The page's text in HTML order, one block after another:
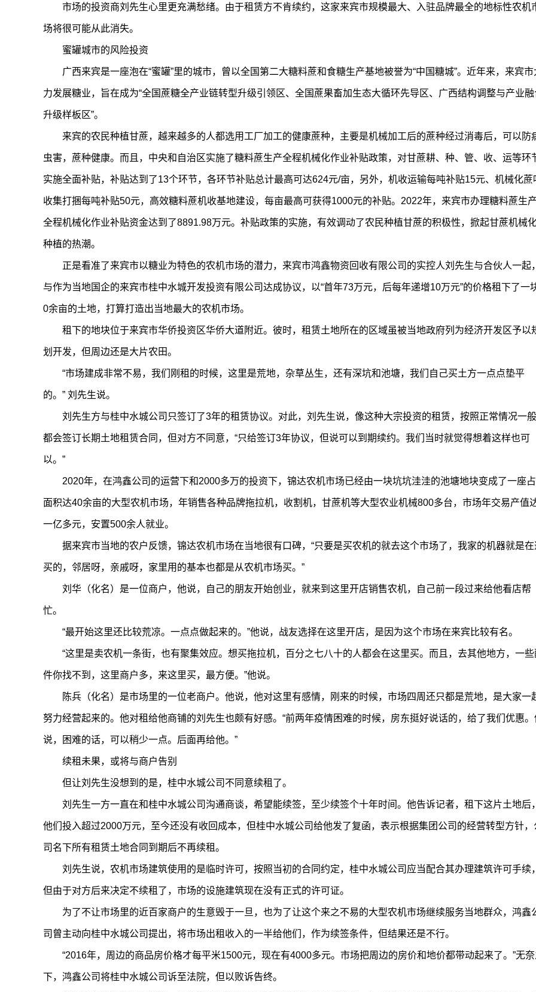
市场的投资商刘先生心里更充满愁绪。由于租赁方不肯续约，这家来宾市规模最大、入驻品牌最全的地标性农机
场将很可能从此消失。
蜜罐城市的风险投资
广西来宾是一座泡在“蜜罐”里的城市，曾以全国第二大糖料蔗和食糖生产基地被誉为“中国糖城”。近年来，来宾市
力发展糖业，旨在成为“全国蔗糖全产业链转型升级引领区、全国蔗果畜加生态大循环先导区、广西结构调整与产业融
升级样板区”。
来宾的农民种植甘蔗，越来越多的人都选用工厂加工的健康蔗种，主要是机械加工后的蔗种经过消毒后，可以防
虫害，蔗种健康。而且，中央和自治区实施了糖料蔗生产全程机械化作业补贴政策，对甘蔗耕、种、管、收、运等环
实施全面补贴，补贴达到了13个环节，各环节补贴总计最高可达624元/亩，另外，机收运输每吨补贴15元、机械化蔗
收集打捆每吨补贴50元，高效糖料蔗机收基地建设，每亩最高可获得1000元的补贴。2022年，来宾市办理糖料蔗生产
全程机械化作业补贴资金达到了8891.98万元。补贴政策的实施，有效调动了农民种植甘蔗的积极性，掀起甘蔗机械
种植的热潮。
正是看准了来宾市以糖业为特色的农机市场的潜力，来宾市鸿鑫物资回收有限公司的实控人刘先生与合伙人一起，
与作为当地国企的来宾市桂中水城开发投资有限公司达成协议，以“首年73万元，后每年递增10万元”的价格租下了一
0余亩的土地，打算打造出当地最大的农机市场。
租下的地块位于来宾市华侨投资区华侨大道附近。彼时，租赁土地所在的区域虽被当地政府列为经济开发区予以
划开发，但周边还是大片农田。
“市场建成非常不易，我们刚租的时候，这里是荒地，杂草丛生，还有深坑和池塘，我们自己买土方一点点垫平
的。” 刘先生说。
刘先生方与桂中水城公司只签订了3年的租赁协议。对此，刘先生说，像这种大宗投资的租赁，按照正常情况一般
都会签订长期土地租赁合同，但对方不同意，“只给签订3年协议，但说可以到期续约。我们当时就觉得想着这样也可
以。”
2020年，在鸿鑫公司的运营下和2000多万的投资下，锦达农机市场已经由一块坑坑洼洼的池塘地块变成了一座
面积达40余亩的大型农机市场，年销售各种品牌拖拉机，收割机，甘蔗机等大型农业机械800多台，市场年交易产值
一亿多元，安置500余人就业。
据来宾市当地的农户反馈，锦达农机市场在当地很有口碑，“只要是买农机的就去这个市场了，我家的机器就是在
买的，邻居呀，亲戚呀，家里用的基本也都是从农机市场买。”
刘华（化名）是一位商户，他说，自己的朋友开始创业，就来到这里开店销售农机，自己前一段过来给他看店帮
忙。
“最开始这里还比较荒凉。一点点做起来的。”他说，战友选择在这里开店，是因为这个市场在来宾比较有名。
“这里是卖农机一条街，也有聚集效应。想买拖拉机，百分之七八十的人都会在这里买。而且，去其他地方，一些
件你找不到，这里商户多，来这里买，最方便。”他说。
陈兵（化名）是市场里的一位老商户。他说，他对这里有感情，刚来的时候，市场四周还只都是荒地，是大家一
努力经营起来的。他对租给他商铺的刘先生也颇有好感。“前两年疫情困难的时候，房东挺好说话的，给了我们优惠。
说，困难的话，可以稍少一点。后面再给他。”
续租未果，或将与商户告别
但让刘先生没想到的是，桂中水城公司不同意续租了。
刘先生一方一直在和桂中水城公司沟通商谈，希望能续签，至少续签个十年时间。他告诉记者，租下这片土地后，
他们投入超过2000万元，至今还没有收回成本，但桂中水城公司给他发了复函，表示根据集团公司的经营转型方针，
司名下所有租赁土地合同到期后不再续租。
刘先生说，农机市场建筑使用的是临时许可，按照当初的合同约定，桂中水城公司应当配合其办理建筑许可手续，
但由于对方后来决定不续租了，市场的设施建筑现在没有正式的许可证。
为了不让市场里的近百家商户的生意毁于一旦，也为了让这个来之不易的大型农机市场继续服务当地群众，鸿鑫
司曾主动向桂中水城公司提出，将市场出租收入的一半给他们，作为续签条件，但结果还是不行。
“2016年，周边的商品房价格才每平米1500元，现在有4000多元。市场把周边的房价和地价都带动起来了。”无奈
下，鸿鑫公司将桂中水城公司诉至法院，但以败诉告终。